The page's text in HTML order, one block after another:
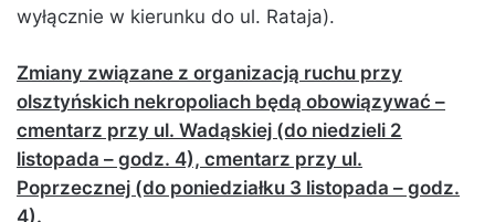
wyłącznie w kierunku do ul. Rataja).
Zmiany związane z organizacją ruchu przy
olsztyńskich nekropoliach będą obowiązywać –
cmentarz przy ul. Wadąskiej (do niedzieli 2
listopada – godz. 4), cmentarz przy ul.
Poprzecznej (do poniedziałku 3 listopada – godz.
4).